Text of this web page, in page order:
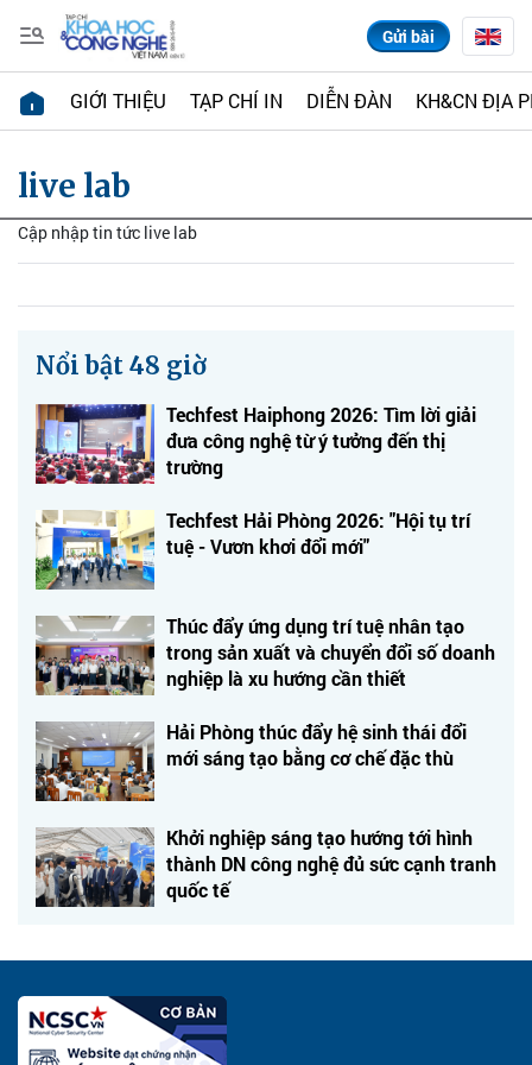
Gửi bài
GIỚI THIỆU TẠP CHÍ IN DIỄN ĐÀN KH&CN ĐỊA
live lab
Cập nhập tin tức live lab
Nổi bật 48 giờ
Techfest Haiphong 2026: Tìm lời giải
đưa công nghệ từ ý tưởng đến thị
trường
Techfest Hải Phòng 2026: "Hội tụ trí
tuệ - Vươn khơi đổi mới"
Thúc đẩy ứng dụng trí tuệ nhân tạo
trong sản xuất và chuyển đổi số doanh
nghiệp là xu hướng cần thiết
Hải Phòng thúc đẩy hệ sinh thái đổi
mới sáng tạo bằng cơ chế đặc thù
Khởi nghiệp sáng tạo hướng tới hình
thành DN công nghệ đủ sức cạnh tranh
quốc tế